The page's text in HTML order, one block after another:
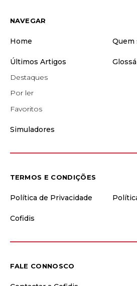
NAVEGAR
Home Quem
Últimos Artigos
Destaques
Por ler
Favoritos
Simuladores
TERMOS E CONDIÇÕES
Política de Privacidade
Cofidis
FALE CONNOSCO